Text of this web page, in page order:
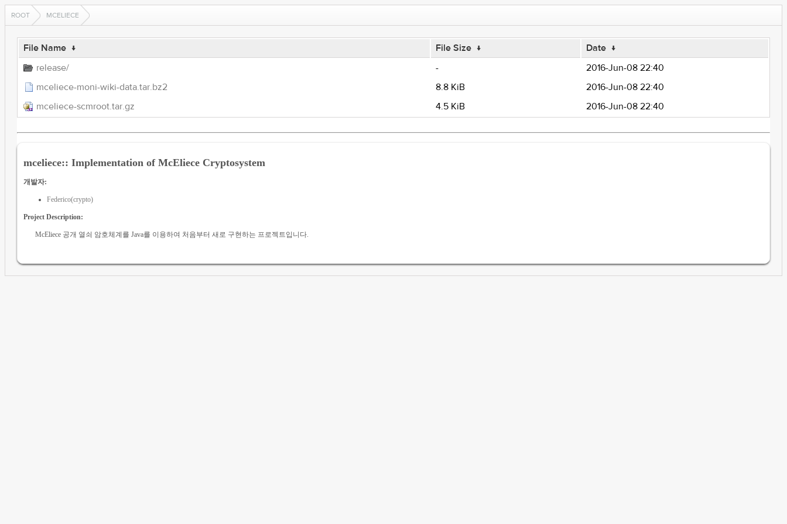
ROOT MCELIECE
File Name ↓ File Size ↓ Date ↓
release/
-
2016-Jun-08 22:40
mceliece-moni-wiki-data.tar.bz2
8.8 KiB
2016-Jun-08 22:40
mceliece-scmroot.tar.gz
4.5 KiB 2016-Jun-08 22:40
mceliece:: Implementation of McEliece Cryptosystem
개발자:
Federico(crypto)
Project Description:
McEliece 공개 열쇠 암호체계를 Java를 이용하여 처음부터 새로 구현하는 프로젝트입니다.